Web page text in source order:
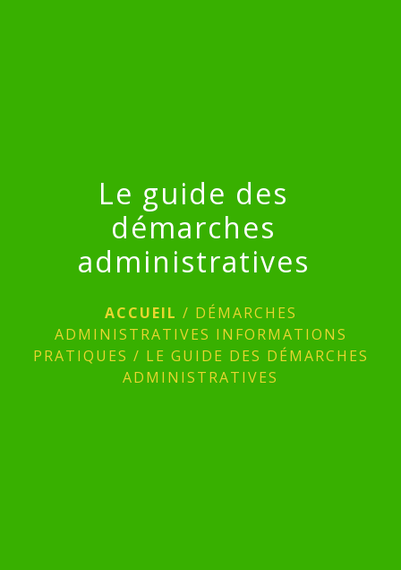
Le guide des
démarches
administratives
ACCUEIL / DÉMARCHES
ADMINISTRATIVES INFORMATIONS
PRATIQUES / LE GUIDE DES DÉMARCHES
ADMINISTRATIVES